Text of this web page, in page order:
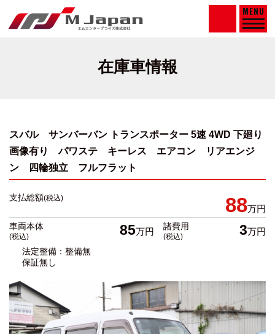
MENU
在庫車情報
スバル サンバーバン トランスポーター 5速 4WD 下廻り
画像有りパワステ キーレス エアコン リアエンジ
ン 四輪独立 フルフラット
支払総額(税込) 88万円
車両本体
(税込) 85万円 諸費用
(税込) 3万円
法定整備：整備無
保証無し